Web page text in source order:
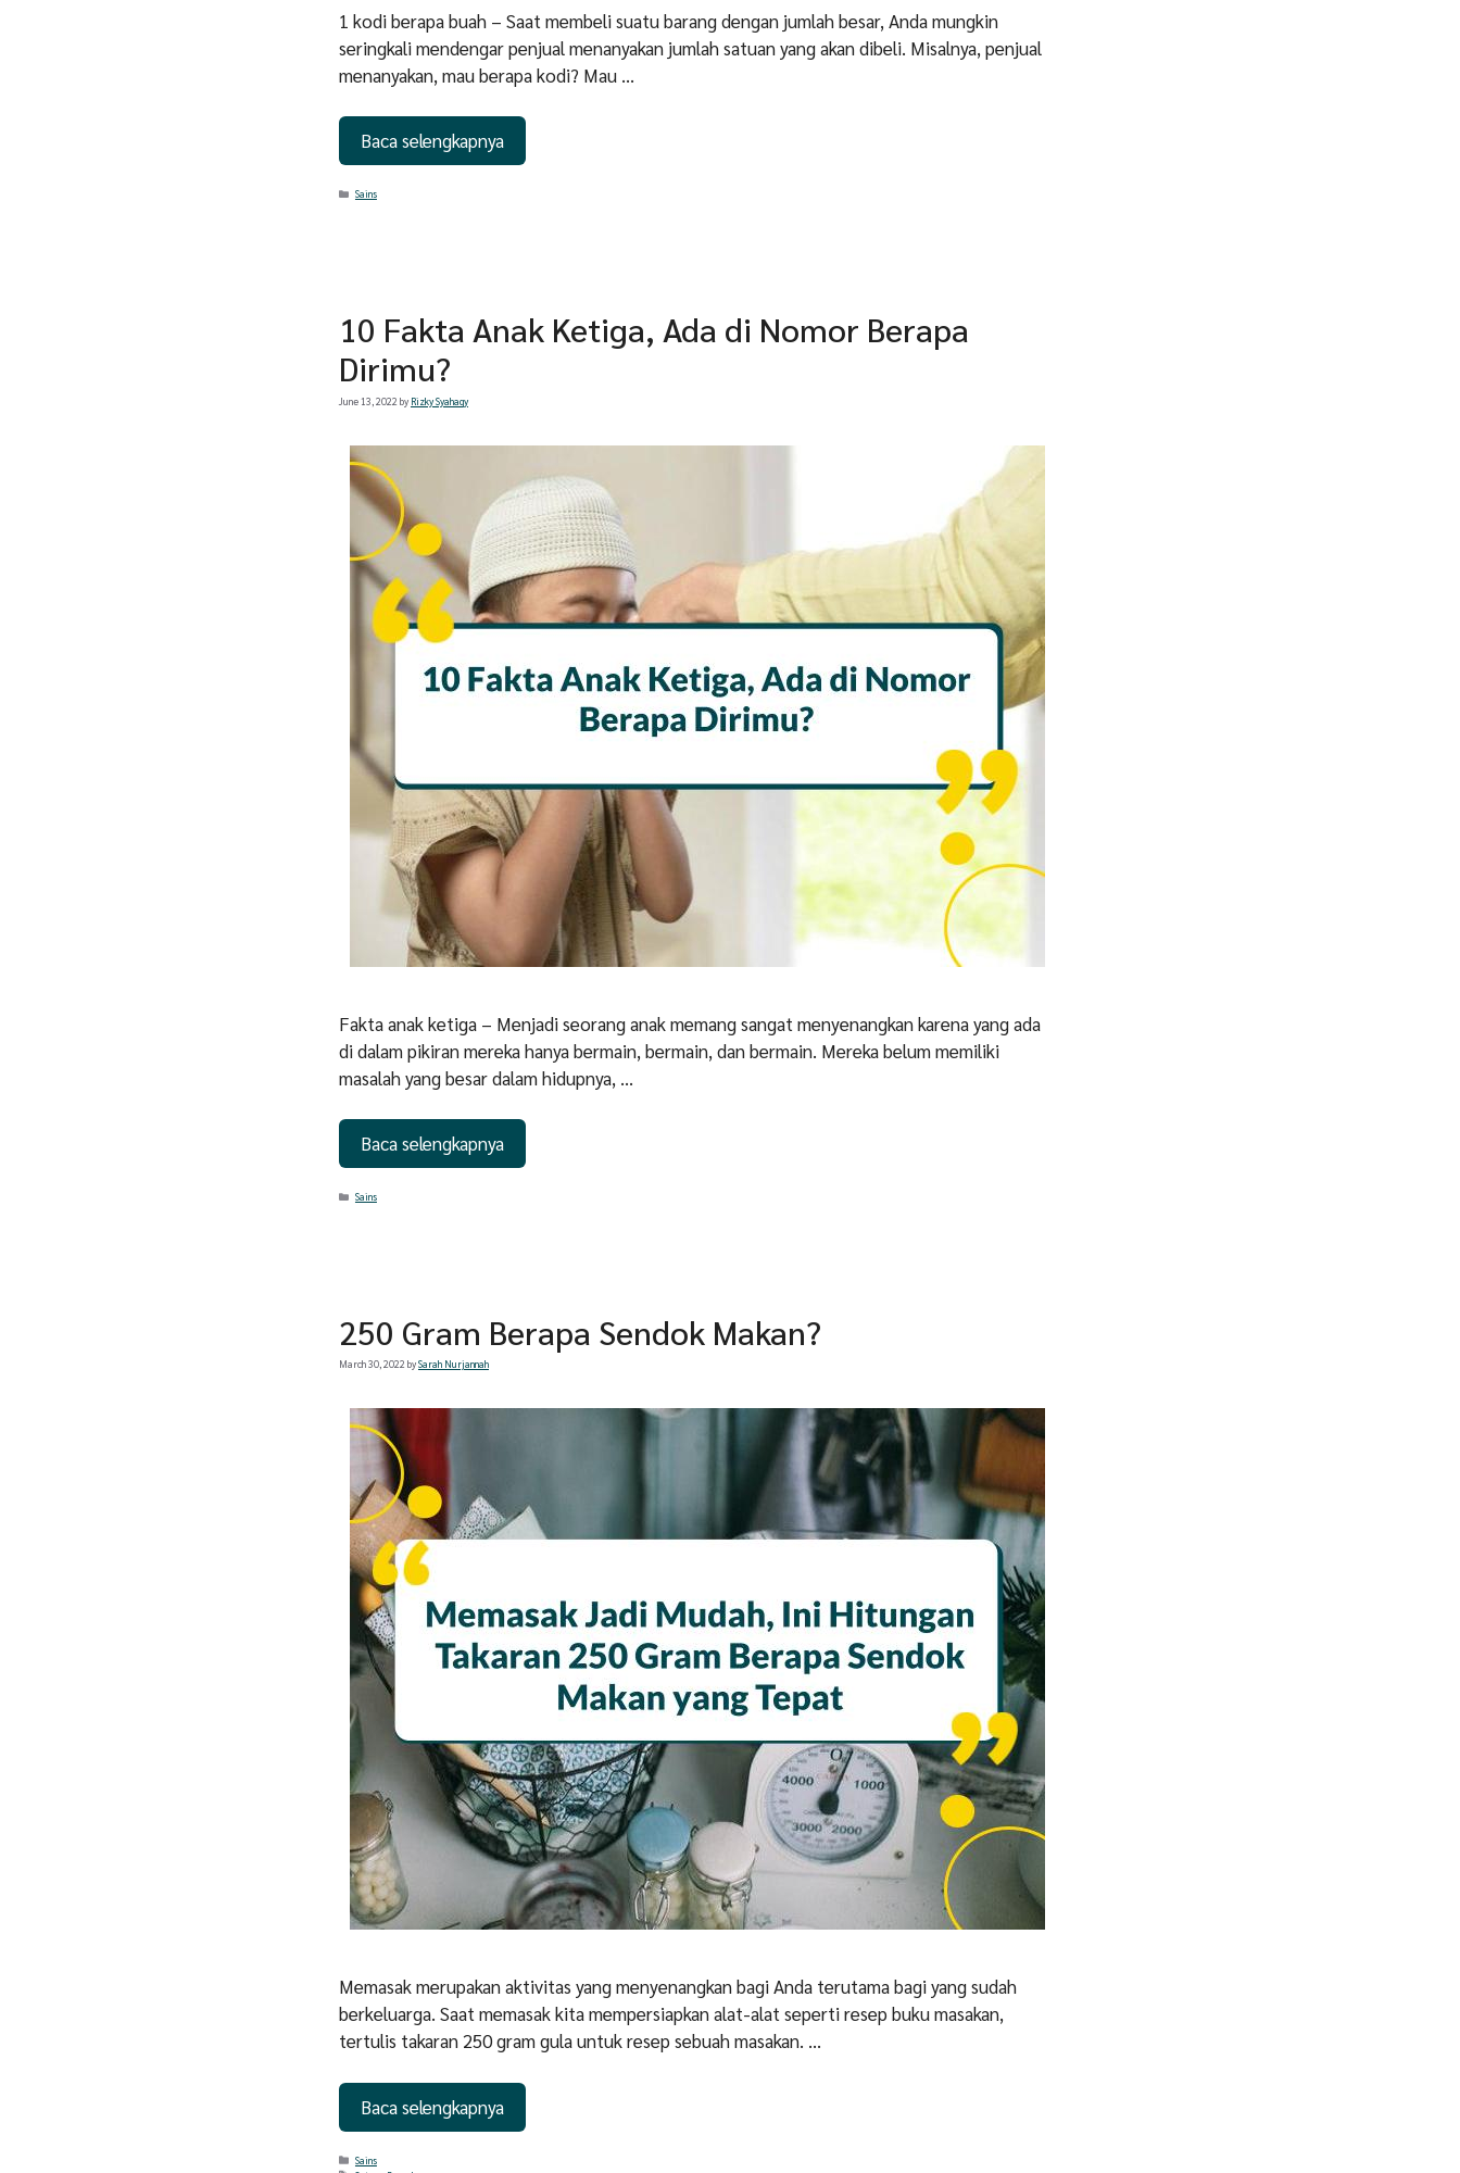
1 kodi berapa buah – Saat membeli suatu barang dengan jumlah besar, Anda mungkin
seringkali mendengar penjual menanyakan jumlah satuan yang akan dibeli. Misalnya, penjual
menanyakan, mau berapa kodi? Mau …
Baca selengkapnya
Categories
Sains
10 Fakta Anak Ketiga, Ada di Nomor Berapa
Dirimu?
June 13, 2022 by Rizky Syahaqy
Fakta anak ketiga – Menjadi seorang anak memang sangat menyenangkan karena yang ada
di dalam pikiran mereka hanya bermain, bermain, dan bermain. Mereka belum memiliki
masalah yang besar dalam hidupnya, …
Baca selengkapnya
Categories
Sains
250 Gram Berapa Sendok Makan?
March 30, 2022 bySarah Nurjannah
Memasak merupakan aktivitas yang menyenangkan bagi Anda terutama bagi yang sudah
berkeluarga. Saat memasak kita mempersiapkan alat-alat seperti resep buku masakan,
tertulis takaran 250 gram gula untuk resep sebuah masakan. …
Baca selengkapnya
Categories
Sains